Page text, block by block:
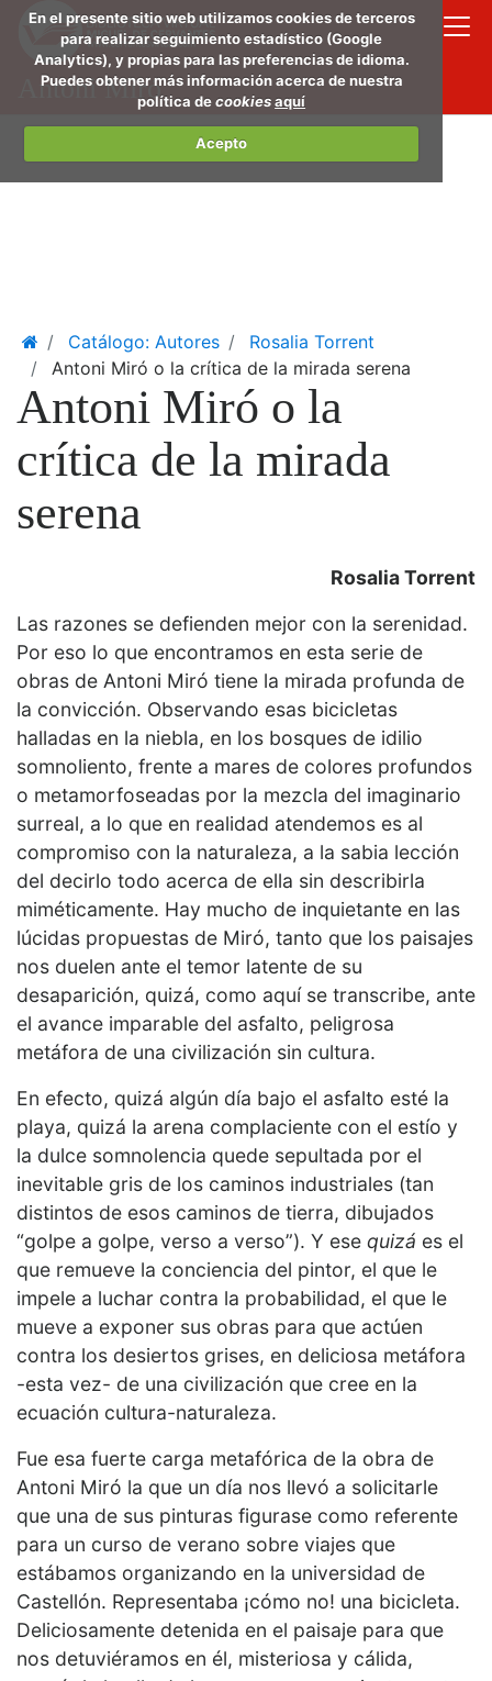
En el presente sitio web utilizamos cookies de terceros
para realizar seguimiento estadístico (Google
Analytics), y propias para las preferencias de idioma.
Puedes obtener más información acerca de nuestra
política decookiesaquí
Acepto
Saltar
al
Antoni Miró
HomeCatálogo: Autores
Rosalia Torrent
Antoni Miró o la crítica de la mirada serena
Antoni Miró o la
crítica de la mirada
serena
Rosalia Torrent
Las razones se defienden mejor con la serenidad.
Por eso lo que encontramos en esta serie de
obras de Antoni Miró tiene la mirada profunda de
la convicción. Observando esas bicicletas
halladas en la niebla, en los bosques de idilio
somnoliento, frente a mares de colores profundos
o metamorfoseadas por la mezcla del imaginario
surreal, a lo que en realidad atendemos es al
compromiso con la naturaleza, a la sabia lección
del decirlo todo acerca de ella sin describirla
miméticamente. Hay mucho de inquietante en las
lúcidas propuestas de Miró, tanto que los paisajes
nos duelen ante el temor latente de su
desaparición, quizá, como aquí se transcribe, ante
el avance imparable del asfalto, peligrosa
metáfora de una civilización sin cultura.
En efecto, quizá algún día bajo el asfalto esté la
playa, quizá la arena complaciente con el estío y
la dulce somnolencia quede sepultada por el
inevitable gris de los caminos industriales (tan
distintos de esos caminos de tierra, dibujados
“golpe a golpe, verso a verso”). Y ese quizá es el
que remueve la conciencia del pintor, el que le
impele a luchar contra la probabilidad, el que le
mueve a exponer sus obras para que actúen
contra los desiertos grises, en deliciosa metáfora
-esta vez- de una civilización que cree en la
ecuación cultura-naturaleza.
Fue esa fuerte carga metafórica de la obra de
Antoni Miró la que un día nos llevó a solicitarle
que una de sus pinturas figurase como referente
para un curso de verano sobre viajes que
estábamos organizando en la universidad de
Castellón. Representaba ¡cómo no! una bicicleta.
Deliciosamente detenida en el paisaje para que
nos detuviéramos en él, misteriosa y cálida,